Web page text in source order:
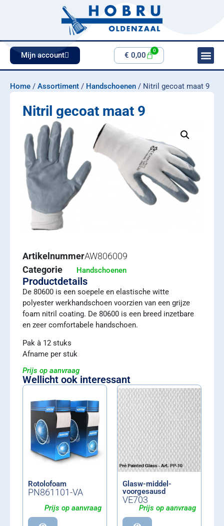
Mijn account € 0,00
0
Home / Assortiment / Handschoenen / Nitril gecoat maat 9
Nitril gecoat maat 9
ArtikelnummerAW806009
Categorie
Handschoenen
Productdetails
De 80600 is een soepele en elastische witte
polyester werkhandschoen voorzien van een grijze
foam nitril coating. De 80600 is een breed inzetbare
en zeer comfortabele handschoen.
Pak à 12 stuks
Afname per stuk
Prijs op aanvraag
Wellicht ook interessant
Rotolofoam
PN861101-VA
Prijs op aanvraag
Glasw-middel-
voorgesausd
VE703
Prijs op aanvraag